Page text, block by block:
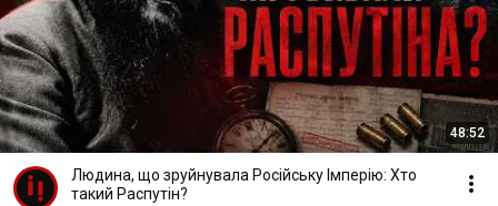
48:52
Людина, що зруйнувала Російську Імперію: Хто
такий Распутін?